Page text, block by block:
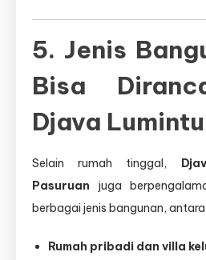
5. Jenis
Bisa
Djava
Selain rumah tinggal,
Pasuruan juga
berbagai jenis bangunan, antara
Rumah pribadi dan villa